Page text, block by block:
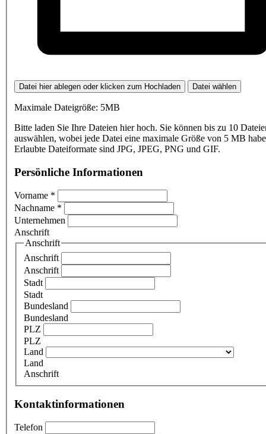
Datei hier ablegen oder klicken zum Hochladen Datei wählen
Maximale Dateigröße: 5MB
Bitte laden Sie Ihre Dateien hier hoch. Sie können bis zu 10
auswählen, wobei jede Datei eine maximale Größe von 5 MB
Erlaubte Dateiformate sind JPG, JPEG, PNG und GIF.
Persönliche Informationen
Vorname *
Nachname *
Unternehmen
Anschrift
Anschrift
Anschrift
Anschrift
Stadt
Stadt
Bundesland
Bundesland
PLZ
PLZ
Land
Land
Anschrift
Kontaktinformationen
Telefon